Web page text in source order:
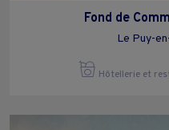
Fond de
Le Puy-
Hôtellerie et